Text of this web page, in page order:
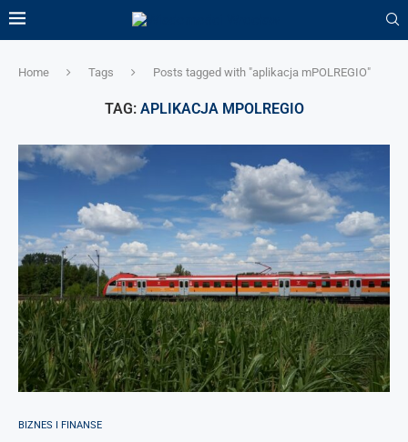
Home Tags Posts tagged with "aplikacja mPOLREGIO"
TAG: APLIKACJA MPOLREGIO
BIZNES I FINANSE